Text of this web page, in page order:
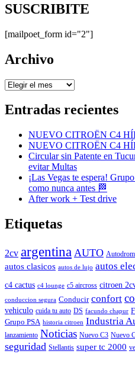
SUSCRIBITE
[mailpoet_form id="2"]
Archivo
Archivo
Entradas recientes
NUEVO CITROËN C4
NUEVO CITROËN C4
Circular sin Patente en
evitar Multas
¡Las Vegas te espera!
como nunca antes 🏁
After work + Test drive
Etiquetas
2cv argentina AUTO
autos clasicos autos de lujo autos
c4 cactus c4 lounge c5 aircross citroen
conduccion segura Conducir confort
vehiculo cuida tu auto DS facundo chapur
Grupo PSA historia citroen Industria
lanzamiento Noticias Nuevo C3 Nuevo
seguridad Stellantis super tc 2000